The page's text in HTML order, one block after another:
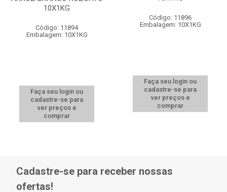
10X1KG
Código: 11894
Embalagem: 10X1KG
Faça seu login ou
cadastre-se para
ver preços e
comprar
Código: 11896
Embalagem: 10X1KG
Faça seu login ou
cadastre-se para
ver preços e
comprar
Cadastre-se para receber nossas
ofertas!